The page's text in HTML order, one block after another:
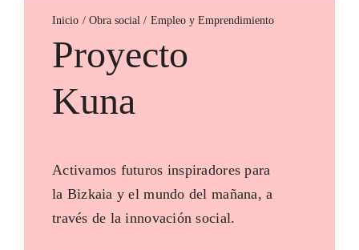
Inicio Empleo y Emprendimiento
Proyecto
Kuna
Activamos futuros inspiradores para
la Bizkaia y el mundo del mañana, a
través de la innovación social.